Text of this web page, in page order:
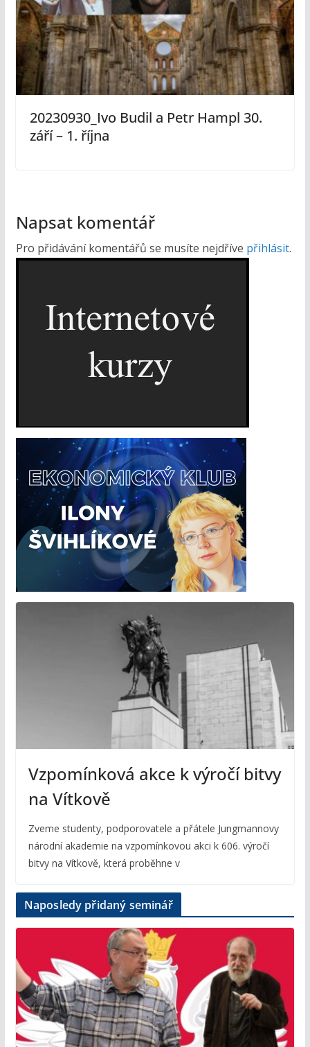
20230930_Ivo Budil a Petr Hampl 30.
září – 1. října
Napsat komentář
Pro přidávání komentářů se musíte nejdříve přihlásit.
Vzpomínková akce k výročí bitvy
na Vítkově
Zveme studenty, podporovatele a přátele Jungmannovy
národní akademie na vzpomínkovou akci k 606. výročí
bitvy na Vítkově, která proběhne v
Naposledy přidaný seminář